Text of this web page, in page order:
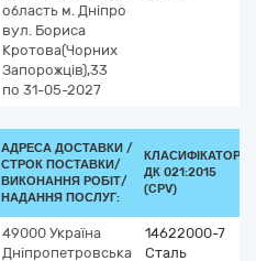
область м. Дніпро
вул. Бориса
Кротова(Чорних
Запорожців),33
по 31-05-2027
АДРЕСА ДОСТАВКИ /
СТРОК ПОСТАВКИ/
ВИКОНАННЯ РОБІТ/
НАДАННЯ ПОСЛУГ:
КЛАСИФІКАТОР
ДК 021:2015
(CPV)
49000 Україна
Дніпропетровська
14622000-7
Сталь